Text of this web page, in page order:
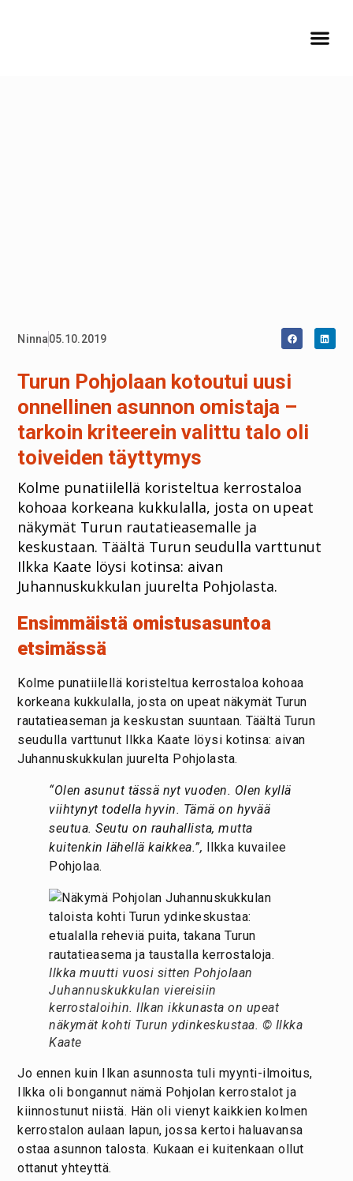
Ninna05.10.2019
Turun Pohjolaan kotoutui uusi
onnellinen asunnon omistaja –
tarkoin kriteerein valittu talo oli
toiveiden täyttymys
Kolme punatiilellä koristeltua kerrostaloa
kohoaa korkeana kukkulalla, josta on upeat
näkymät Turun rautatieasemalle ja
keskustaan. Täältä Turun seudulla varttunut
Ilkka Kaate löysi kotinsa: aivan
Juhannuskukkulan juurelta Pohjolasta.
Ensimmäistä omistusasuntoa
etsimässä
Kolme punatiilellä koristeltua kerrostaloa kohoaa
korkeana kukkulalla, josta on upeat näkymät Turun
rautatieaseman ja keskustan suuntaan. Täältä Turun
seudulla varttunut Ilkka Kaate löysi kotinsa: aivan
Juhannuskukkulan juurelta Pohjolasta.
“Olen asunut tässä nyt vuoden. Olen kyllä
viihtynyt todella hyvin. Tämä on hyvää
seutua. Seutu on rauhallista, mutta
kuitenkin lähellä kaikkea.”, Ilkka kuvailee
Pohjolaa.
Ilkka muutti vuosi sitten Pohjolaan
Juhannuskukkulan viereisiin
kerrostaloihin. Ilkan ikkunasta on upeat
näkymät kohti Turun ydinkeskustaa. © Ilkka
Kaate
Jo ennen kuin Ilkan asunnosta tuli myynti-ilmoitus,
Ilkka oli bongannut nämä Pohjolan kerrostalot ja
kiinnostunut niistä. Hän oli vienyt kaikkien kolmen
kerrostalon aulaan lapun, jossa kertoi haluavansa
ostaa asunnon talosta. Kukaan ei kuitenkaan ollut
ottanut yhteyttä.